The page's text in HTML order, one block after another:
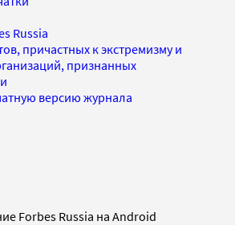
Russia
причастных к экстремизму и
признанных
версию журнала
Forbes Russia на Android